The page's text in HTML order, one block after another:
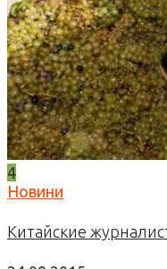
4
Новини
Китайские